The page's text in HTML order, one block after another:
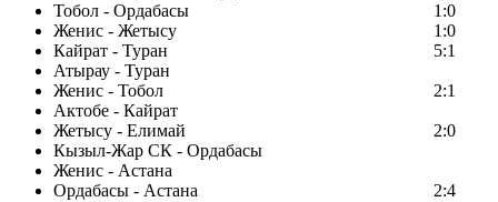
Тобол - Ордабасы
1:0
Женис - Жетысу
1:0
Кайрат - Туран
5:1
Атырау - Туран
Женис - Тобол
2:1
Актобе - Кайрат
Жетысу - Елимай
2:0
Кызыл-Жар СК - Ордабасы
Женис - Астана
Ордабасы - Астана
2:4